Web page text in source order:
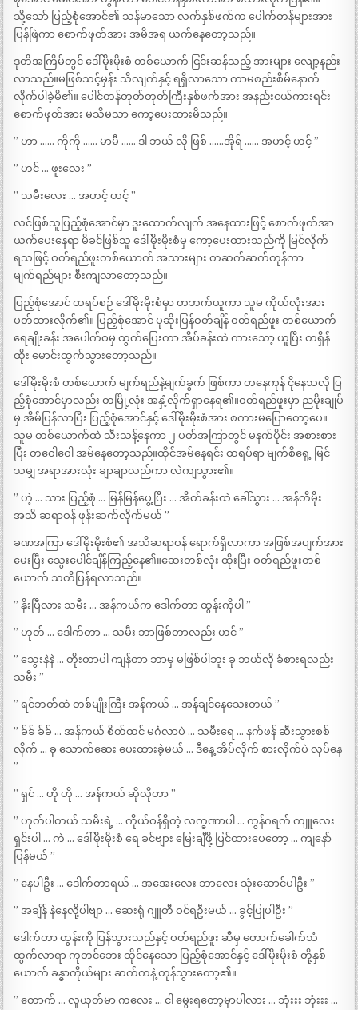
သို့သော် ပြည့်စုံအောင်၏ သန်မာသော လက်နှစ်ဖက်က ပေါက်တန်များအား
ပြန်ဖြဲကာ စောက်ဖုတ်အား အမိအရ ယက်နေတော့သည်။
ဒုတိအကြိမ်တွင် ဒေါ်မိုးမိုးစံ တစ်ယောက် ငြင်းဆန်သည့် အားများ လျော့နည်း
လာသည်။မဖြစ်သင့်မှန်း သိလျက်နှင့် ရရှိလာသော ကာမစည်းစိမ်နောက်
လိုက်ပါခဲ့မိ၏။ ပေါင်တန်တုတ်တုတ်ကြီးနှစ်ဖက်အား အနည်းငယ်ကားရင်း
စောက်ဖုတ်အား မသိမသာ ကော့ပေးထားမိသည်။
” ဟာ …… ကိုကို …… မာမီ …… ဒါ ဘယ် လို ဖြစ် ……အိုရ် …… အဟင့် ဟင့် ”
” ဟင် … ဖူးလေး ”
” သမီးလေး … အဟင့် ဟင့် ”
လင်ဖြစ်သူပြည့်စုံအောင်မှာ ဒူးထောက်လျက် အနေထားဖြင့် စောက်ဖုတ်အာ
ယက်ပေးနေရာ မိခင်ဖြစ်သူ ဒေါ်မိုးမိုးစံမှ ကော့ပေးထားသည်ကို မြင်လိုက်
ရသဖြင့် ဝတ်ရည်ဖူးတစ်ယောက် အသားများ တဆက်ဆက်တုန်ကာ
မျက်ရည်များ စီးကျလာတော့သည်။
ပြည့်စုံအောင် ထရပ်စဉ် ဒေါ်မိုးမိုးစံမှာ တဘက်ယူကာ သူမ ကိုယ်လုံးအား
ပတ်ထားလိုက်၏။ ပြည့်စုံအောင် ပုဆိုးပြန်ဝတ်ချိန် ဝတ်ရည်ဖူး တစ်ယောက်
ရေချိုးခန်း အပေါက်ဝမှ ထွက်ပြေးကာ အိပ်ခန်းထဲ ကားသော့ ယူပြီး တရှိန်
ထိုး မောင်းထွက်သွားတော့သည်။
ဒေါ်မိုးမိုးစံ တစ်ယောက် မျက်ရည်နဲ့မျက်ခွက် ဖြစ်ကာ တနေကုန် ငိုနေသလို ပြ
ည့်စုံအောင်မှာလည်း တမြို့လုံး အနှံ့လိုက်ရှာနေရ၏။ဝတ်ရည်ဖူးမှာ ညမိုးချုပ်
မှ အိမ်ပြန်လာပြီး ပြည့်စုံအောင်နှင့် ဒေါ်မိုးမိုးစံအား စကားမပြောတော့ပေ။
သူမ တစ်ယောက်ထဲ သီးသန့်နေကာ ၂ ပတ်အကြာတွင် မနက်ပိုင်း အစားစား
ပြီး တဝေါဝေါ အမ်နေတော့သည်။ထိုင်အမ်နေရင်း ထရပ်ရာ မျက်စိရှေ့ မြင်
သမျှ အရာအားလုံး ချာချာလည်ကာ လဲကျသွား၏။
” ဟဲ့ … သား ပြည့်စုံ … မြန်မြန်ပွေ့ပြီး … အိတ်ခန်းထဲ ခေါ်သွား … အန်တီမိုး
အသိ ဆရာဝန် ဖုန်းဆက်လိုက်မယ် ”
ခဏအကြာ ဒေါ်မိုးမိုးစံ၏ အသိဆရာဝန် ရောက်ရှိလာကာ အဖြစ်အပျက်အား
မေးပြီး သွေးပေါင်ချိန်ကြည့်နေ၏။ဆေးတစ်လုံး ထိုးပြီး ဝတ်ရည်ဖူးတစ်
ယောက် သတိပြန်ရလာသည်။
” နိုးပြီလား သမီး … အန်ကယ်က ဒေါက်တာ ထွန်းကိုပါ ”
” ဟုတ် … ဒေါက်တာ … သမီး ဘာဖြစ်တာလည်း ဟင် ”
” သွေးနဲနဲ … တိုးတာပါ ကျန်တာ ဘာမှ မဖြစ်ပါဘူး ခု ဘယ်လို ခံစားရလည်း
သမီး ”
” ရင်ဘတ်ထဲ တစ်မျိုးကြီး အန်ကယ် … အန်ချင်နေသေးတယ် ”
” ခ်ခ် ခ်ခ် … အန်ကယ် စိတ်ထင် မင်္ဂလာပဲ … သမီးရေ … နက်ဖန် ဆီးသွားစစ်
လိုက် … ခု သောက်ဆေး ပေးထားခဲ့မယ် … ဒီနေ့ အိပ်လိုက် စားလိုက်ပဲ လုပ်နေ
”
” ရှင် … ဟို ဟို … အန်ကယ် ဆိုလိုတာ ”
” ဟုတ်ပါတယ် သမီးရဲ့ … ကိုယ်ဝန်ရှိတဲ့ လက္ခဏာပါ … ကွန်ဂရက် ကျူလေး
ရှင်းပါ … ကဲ … ဒေါ်မိုးမိုးစံ ရေ ခင်ဗျား မြေးချီဖို့ ပြင်ထားပေတော့ … ကျနော်
ပြန်မယ် ”
” နေပါဦး … ဒေါက်တာရယ် … အအေးလေး ဘာလေး သုံးဆောင်ပါဦး ”
” အချိန် နဲနေလို့ပါဗျာ … ဆေးရုံ ဂျူတီ ဝင်ရဦးမယ် … ခွင့်ပြုပါဦး ”
ဒေါက်တာ ထွန်းကို ပြန်သွားသည်နှင့် ဝတ်ရည်ဖူး ဆီမှ တောက်ခေါက်သံ
ထွက်လာရာ ကုတင်ဘေး ထိုင်နေသော ပြည့်စုံအောင်နှင့် ဒေါ်မိုးမိုးစံ တို့နှစ်
ယောက် ခန္ဓာကိုယ်များ ဆက်ကနဲ့ တုန်သွားတော့၏။
” တောက် … လူယုတ်မာ ကလေး … ငါ မွေးရတော့မှာပါလား … ဘုံးးး ဘုံးးး …